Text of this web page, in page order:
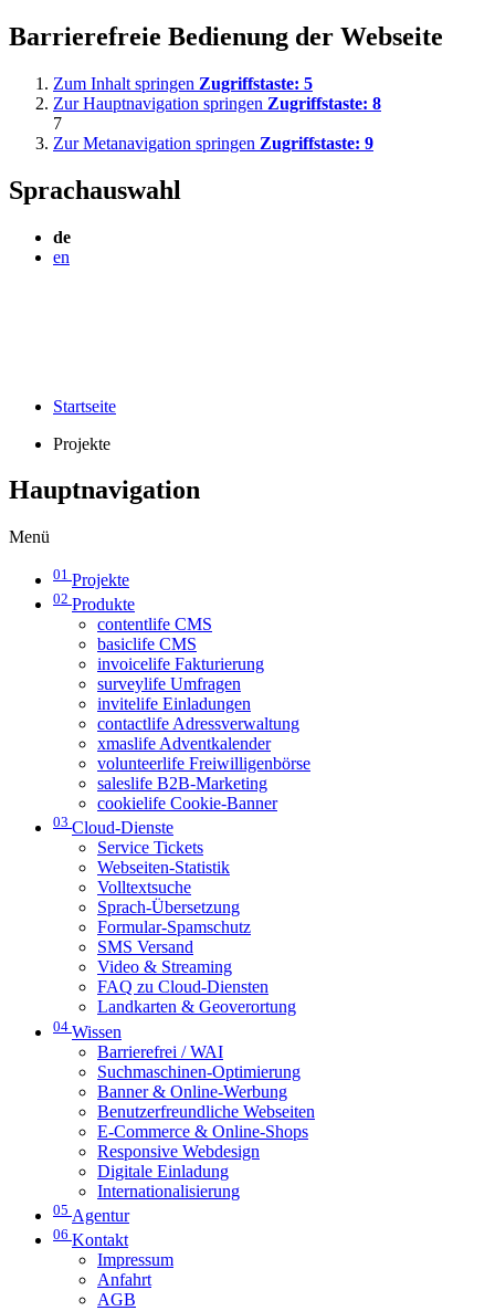
Barrierefreie Bedienung der Webseite
Zum Inhalt springen Zugriffstaste: 5
Zur Hauptnavigation springen Zugriffstaste: 8
7
Zur Metanavigation springen Zugriffstaste: 9
Sprachauswahl
de
en
Startseite
Projekte
Hauptnavigation
Menü
01 Projekte
02 Produkte
contentlife CMS
basiclife CMS
invoicelife Fakturierung
surveylife Umfragen
invitelife Einladungen
contactlife Adressverwaltung
xmaslife Adventkalender
volunteerlife Freiwilligenbörse
saleslife B2B-Marketing
cookielife Cookie-Banner
03 Cloud-Dienste
Service Tickets
Webseiten-Statistik
Volltextsuche
Sprach-Übersetzung
Formular-Spamschutz
SMS Versand
Video & Streaming
FAQ zu Cloud-Diensten
Landkarten & Geoverortung
04 Wissen
Barrierefrei / WAI
Suchmaschinen-Optimierung
Banner & Online-Werbung
Benutzerfreundliche Webseiten
E-Commerce & Online-Shops
Responsive Webdesign
Digitale Einladung
Internationalisierung
05 Agentur
06 Kontakt
Impressum
Anfahrt
AGB